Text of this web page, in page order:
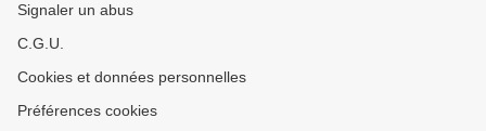
Signaler un abus
C.G.U.
Cookies et données personnelles
Préférences cookies